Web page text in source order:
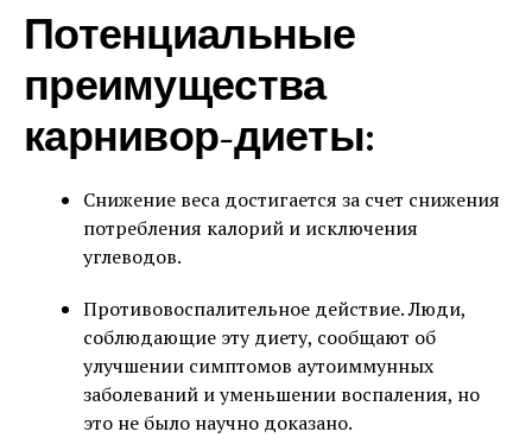
Потенциальные
преимущества
карнивор-диеты:
Снижение веса достигается за счет снижения
потребления калорий и исключения
углеводов.
Противовоспалительное действие. Люди,
соблюдающие эту диету, сообщают об
улучшении симптомов аутоиммунных
заболеваний и уменьшении воспаления, но
это не было научно доказано.